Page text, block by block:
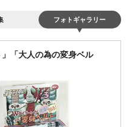
フォトギャラリー
「大人の為の変身ベル